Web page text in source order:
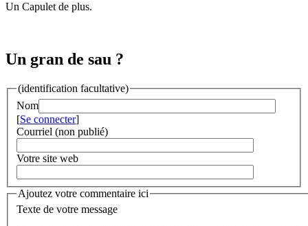
Un Capulet de plus.
Un gran de sau ?
(identification facultative)
Nom
[Se connecter]
Courriel (non publié)
Votre site web
Ajoutez votre commentaire ici
Texte de votre message